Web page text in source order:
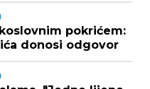
pokrićem:
donosi odgovor